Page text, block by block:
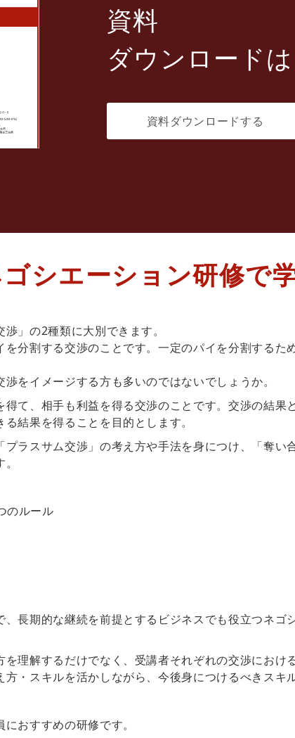
資料
ダウンロード
資料ダウンロードする
シエーション研修で
」の2種類に大別できます。
分割する交渉のことです。一定のパイを分割するた
をイメージする方も多いのではないでしょうか。
て、相手も利益を得る交渉のことです。交渉の結果
結果を得ることを目的とします。
ラスサム交渉」の考え方や手法を身につけ、「奪い
のルール
長期的な継続を前提とするビジネスでも役立つネゴ
理解するだけでなく、受講者それぞれの交渉におけ
・スキルを活かしながら、今後身につけるべきスキ
おすすめの研修です。